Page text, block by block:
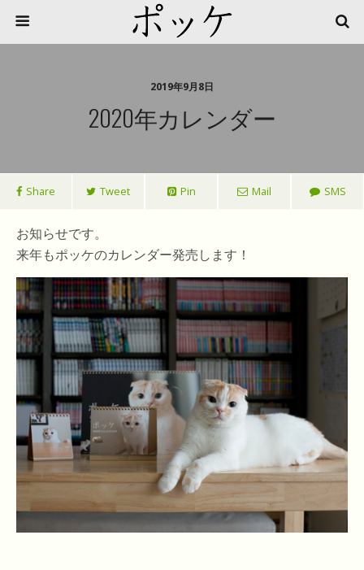
2019年9月8日
2020年カレンダー
Share Tweet Pin Mail SMS
お知らせです。
来年もポッケのカレンダー発売します！